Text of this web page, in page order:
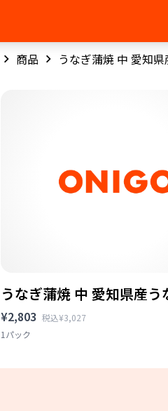
商品 うなぎ蒲焼 中 愛知
うなぎ蒲焼 中 愛知県産う
¥2,803 税込¥3,027
1パック